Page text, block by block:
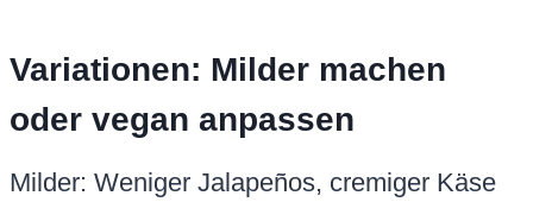
Variationen: Milder machen
oder vegan anpassen
Milder: Weniger Jalapeños, cremiger Käse